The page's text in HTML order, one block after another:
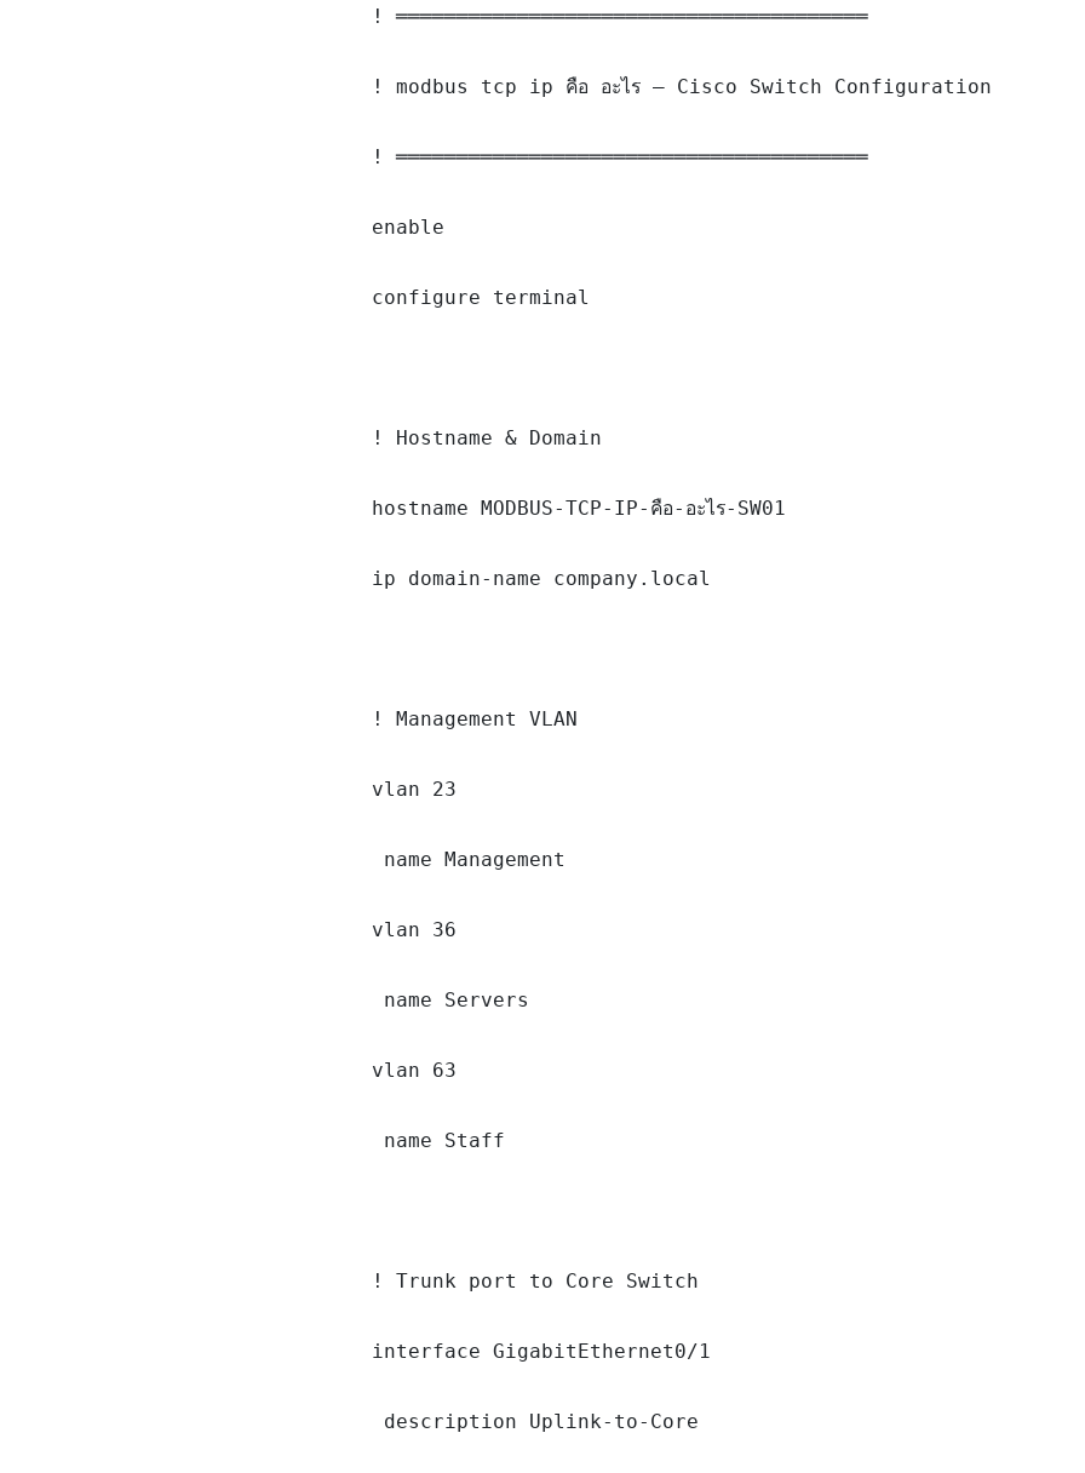
! ═══════════════════════════════════════
! modbus tcp ip คือ อะไร — Cisco Switch Configuration
! ═══════════════════════════════════════
enable
configure terminal
! Hostname & Domain
hostname MODBUS-TCP-IP-คือ-อะไร-SW01
ip domain-name company.local
! Management VLAN
vlan 23
name Management
vlan 36
name Servers
vlan 63
name Staff
! Trunk port to Core Switch
interface GigabitEthernet0/1
description Uplink-to-Core